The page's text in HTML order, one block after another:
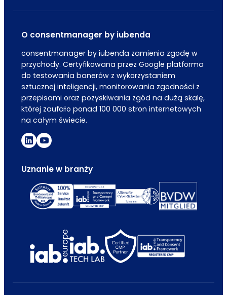
O consentmanager by iubenda
consentmanager by iubenda zamienia zgodę w
przychody. Certyfikowana przez Google platforma
do testowania banerów z wykorzystaniem
sztucznej inteligencji, monitorowania zgodności z
przepisami oraz pozyskiwania zgód na dużą skalę,
której zaufało ponad 100 000 stron internetowych
na całym świecie.
Uznanie w branży